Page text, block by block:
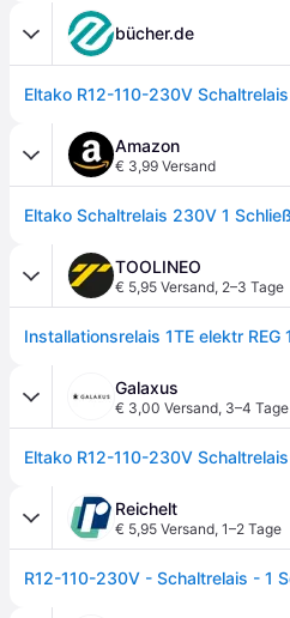
bücher.de
Amazon
€ 3,99 Versand
TOOLINEO
€ 5,95 Versand, 2–3 Tage
Galaxus
€ 3,00 Versand, 3–4 Tage
Reichelt
€ 5,95 Versand, 1–2 Tage